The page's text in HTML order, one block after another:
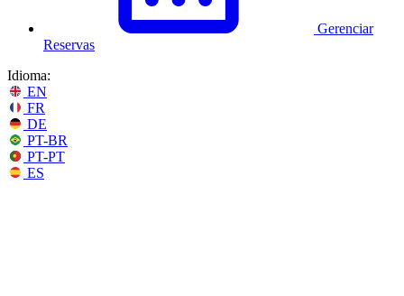
Gerenciar
Reservas
Idioma:
EN
FR
DE
PT-BR
PT-PT
ES